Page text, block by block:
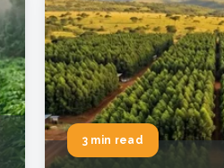
3 min read